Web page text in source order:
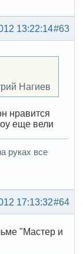
#63
13:22:14
Нагиев
нравится
еще вели
руках все
#64
17:13:32
"Мастер и